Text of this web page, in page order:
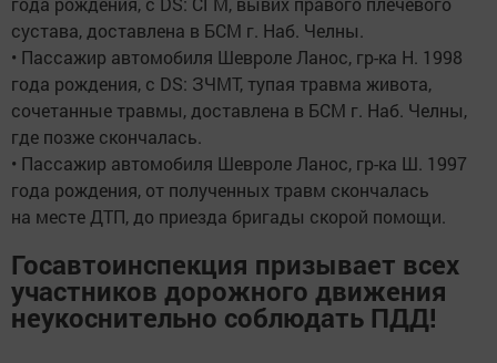
сустава, доставлена в БСМ г. Наб. Челны.
• Пассажир автомобиля Шевроле Ланос, гр-ка Н. 1998
года рождения, с DS: ЗЧМТ, тупая травма живота,
сочетанные травмы, доставлена в БСМ г. Наб. Челны,
где позже скончалась.
• Пассажир автомобиля Шевроле Ланос, гр-ка Ш. 1997
года рождения, от полученных травм скончалась
на месте ДТП, до приезда бригады скорой помощи.
Госавтоинспекция призывает всех
участников дорожного движения
неукоснительно соблюдать ПДД!